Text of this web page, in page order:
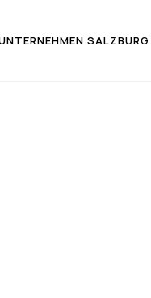
SALZBURG